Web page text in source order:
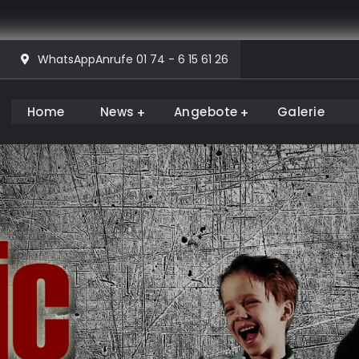
WhatsAppAnrufe 01 74 - 6 15 61 26
Home News Angebote Galerie